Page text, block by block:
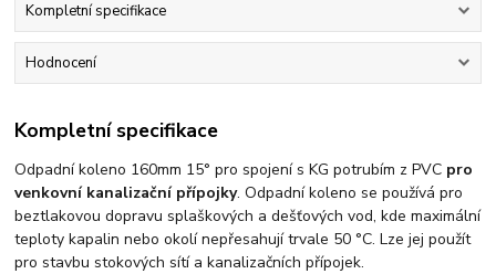
Kompletní specifikace
Hodnocení
Kompletní specifikace
Odpadní koleno 160mm 15° pro spojení s KG potrubím z PVC pro
venkovní kanalizační přípojky. Odpadní koleno se používá pro
beztlakovou dopravu splaškových a dešťových vod, kde maximální
teploty kapalin nebo okolí nepřesahují trvale 50 °C. Lze jej použít
pro stavbu stokových sítí a kanalizačních přípojek.